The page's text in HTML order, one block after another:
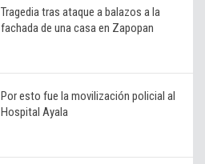
Tragedia tras ataque a balazos a la
fachada de una casa en Zapopan
Por esto fue la movilización policial al
Hospital Ayala